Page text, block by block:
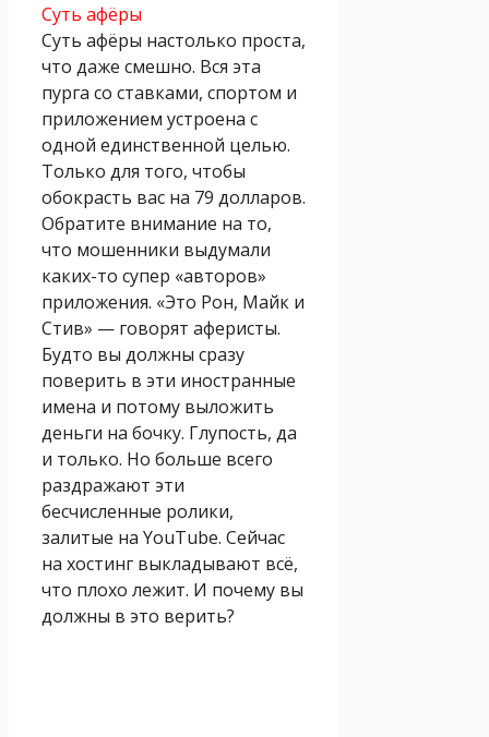
Суть афёры
Суть афёры настолько проста,
что даже смешно. Вся эта
пурга со ставками, спортом и
приложением устроена с
одной единственной целью.
Только для того, чтобы
обокрасть вас на 79 долларов.
Обратите внимание на то,
что мошенники выдумали
каких-то супер «авторов»
приложения. «Это Рон, Майк и
Стив» — говорят аферисты.
Будто вы должны сразу
поверить в эти иностранные
имена и потому выложить
деньги на бочку. Глупость, да
и только. Но больше всего
раздражают эти
бесчисленные ролики,
залитые на YouTube. Сейчас
на хостинг выкладывают всё,
что плохо лежит. И почему вы
должны в это верить?